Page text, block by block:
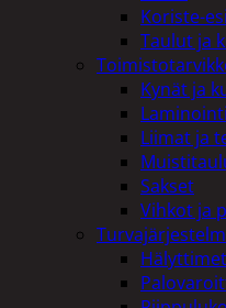
Koriste-
Taulut ja
Kynät ja
Laminointi
Liimat ja
Sakset
Vihkot ja